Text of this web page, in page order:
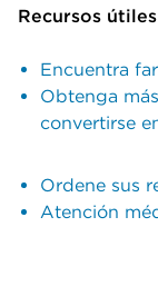
Recursos útiles
Encuentra
Obtenga
convertirse
Ordene sus
Atención